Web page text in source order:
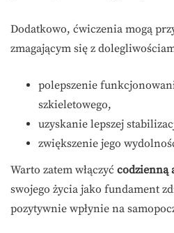
Dodatkowo, ćwiczenia mogą
zmagającym się z
polepszenie
szkieletowego,
uzyskanie lepszej
zwiększenie jego
Warto zatem włączyć codzienną
swojego życia jako fundament
pozytywnie wpłynie na